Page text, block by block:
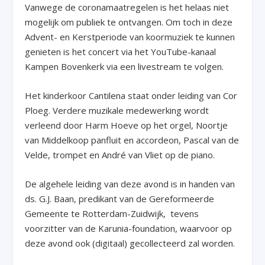
Vanwege de coronamaatregelen is het helaas niet
mogelijk om publiek te ontvangen. Om toch in deze
Advent- en Kerstperiode van koormuziek te kunnen
genieten is het concert via het YouTube-kanaal
Kampen Bovenkerk via een livestream te volgen.
Het kinderkoor Cantilena staat onder leiding van Cor
Ploeg. Verdere muzikale medewerking wordt
verleend door Harm Hoeve op het orgel, Noortje
van Middelkoop panfluit en accordeon, Pascal van de
Velde, trompet en André van Vliet op de piano.
De algehele leiding van deze avond is in handen van
ds. G.J. Baan, predikant van de Gereformeerde
Gemeente te Rotterdam-Zuidwijk, tevens
voorzitter van de Karunia-foundation, waarvoor op
deze avond ook (digitaal) gecollecteerd zal worden.